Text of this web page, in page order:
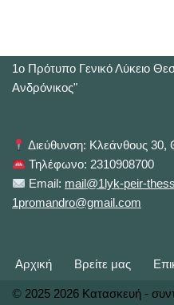
1o Πρότυπο Γενικό Λύκειο
Ανδρόνικος"
Διεύθυνση: Κλεάνθους 30,
Τηλέφωνο: 2310908700
Email: mail@1lyk-peir-
1promandro@gmail.com
Αρχική Βρείτε μας
© 2025 2026 Κατασκευή -